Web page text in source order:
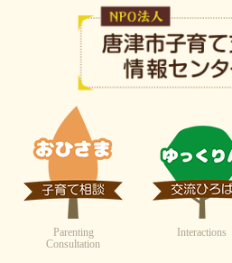
Parenting
Consultation
Interactions